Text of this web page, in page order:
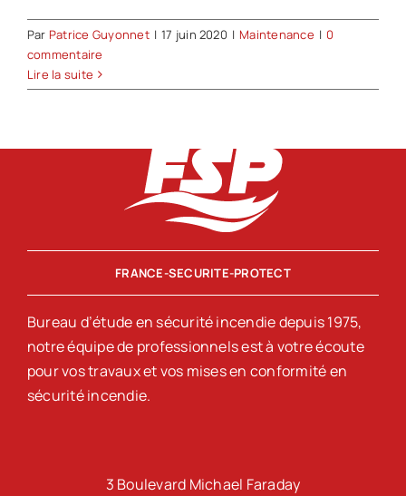
Par Patrice Guyonnet | 17 juin 2020 | Maintenance | 0
commentaire
Lire la suite
FRANCE-SECURITE-PROTECT
Bureau d’étude en sécurité incendie depuis 1975,
notre équipe de professionnels est à votre écoute
pour vos travaux et vos mises en conformité en
sécurité incendie.
3 Boulevard Michael Faraday